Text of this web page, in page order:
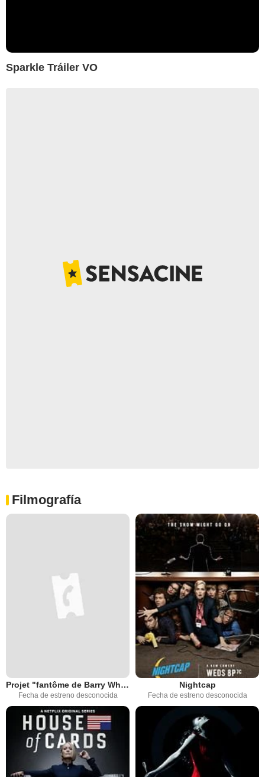
Sparkle Tráiler VO
Filmografía
Projet "fantôme de Barry White"
Fecha de estreno desconocida
Nightcap
Fecha de estreno desconocida